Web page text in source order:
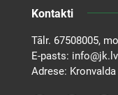
Kontakti
Tālr. 67508005,
E-pasts: info@jk.lv
Adrese: Kronvalda